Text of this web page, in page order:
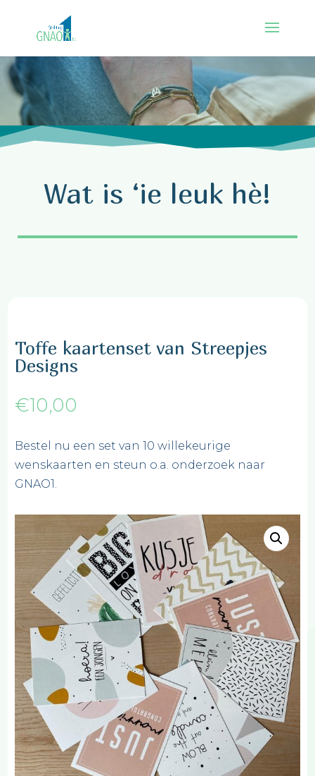
Wat is ‘ie leuk hè!
Toffe kaartenset van Streepjes
Designs
€10,00
Bestel nu een set van 10 willekeurige
wenskaarten en steun o.a. onderzoek naar
GNAO1.